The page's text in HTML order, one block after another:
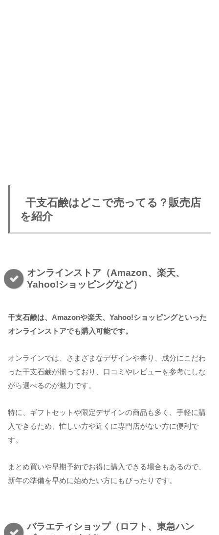
干支石鹸はどこで売ってる？販売店
を紹介
オンラインストア（Amazon、楽天、
Yahoo!ショッピングなど）
干支石鹸は、Amazonや楽天、Yahoo!ショッピングといった
オンラインストアでも購入可能です。
オンラインでは、さまざまなデザインや香り、成分にこだわ
った干支石鹸が揃っており、口コミやレビューを参考にしな
がら選べるのが魅力です。
特に、ギフトセットや限定デザインの商品も多く、手軽に購
入できるため、忙しい方や近くに専門店がない方に便利で
す。
まとめ買いや早期予約でお得に購入できる場合もあるので、
新年の準備を早めに始めたい方にもぴったりです。
バラエティショップ（ロフト、東急ハン